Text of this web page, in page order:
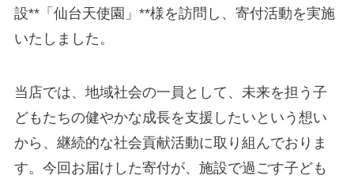
設**「仙台天使園」**様を訪問し、寄付活動を実施
いたしました。
当店では、地域社会の一員として、未来を担う子
どもたちの健やかな成長を支援したいという想い
から、継続的な社会貢献活動に取り組んでおりま
す。今回お届けした寄付が、施設で過ごす子ども